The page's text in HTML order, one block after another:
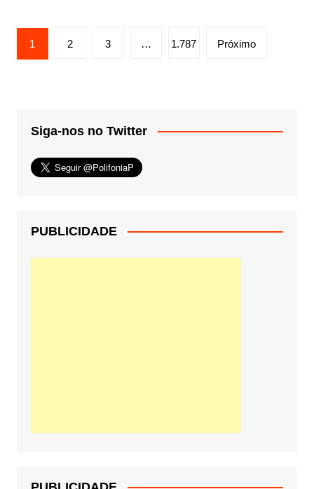
Paginação
de
1 2 3 … 1.787 Próximo
Siga-nos no Twitter
PUBLICIDADE